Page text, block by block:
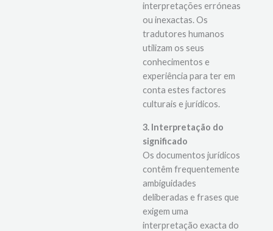
interpretações erróneas
ou inexactas. Os
tradutores humanos
utilizam os seus
conhecimentos e
experiência para ter em
conta estes factores
culturais e jurídicos.
3. Interpretação do
significado
Os documentos jurídicos
contêm frequentemente
ambiguidades
deliberadas e frases que
exigem uma
interpretação exacta do